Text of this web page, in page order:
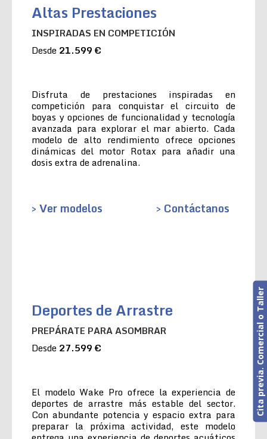
Altas Prestaciones
INSPIRADAS EN COMPETICIÓN
Desde 21.599 €
Disfruta de prestaciones inspiradas en
competición para conquistar el circuito de
boyas y opciones de funcionalidad y tecnología
avanzada para explorar el mar abierto. Cada
modelo de alto rendimiento ofrece opciones
dinámicas del motor Rotax para añadir una
dosis extra de adrenalina.
> Ver modelos > Contáctanos
Deportes de Arrastre
PREPÁRATE PARA ASOMBRAR
Desde 27.599 €
El modelo Wake Pro ofrece la experiencia de
deportes de arrastre más estable del sector.
Con abundante potencia y espacio extra para
preparar la próxima actividad, este modelo
Cita previa. Comercial o Taller